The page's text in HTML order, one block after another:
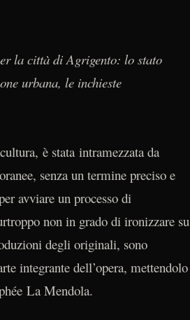
la città di Agrigento: lo stato
urbana, le inchieste
è stata intramezzata da
senza un termine preciso e
avviare un processo di
non in grado di ironizzare su
degli originali, sono
integrante dell’opera, mettendolo
La Mendola.